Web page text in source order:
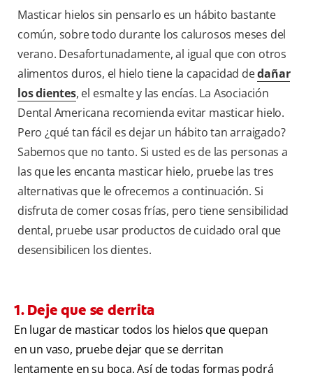
Masticar hielos sin pensarlo es un hábito bastante
común, sobre todo durante los calurosos meses del
verano. Desafortunadamente, al igual que con otros
alimentos duros, el hielo tiene la capacidad dedañar
los dientes, el esmalte y las encías. La Asociación
Dental Americana recomienda evitar masticar hielo.
Pero ¿qué tan fácil es dejar un hábito tan arraigado?
Sabemos que no tanto. Si usted es de las personas a
las que les encanta masticar hielo, pruebe las tres
alternativas que le ofrecemos a continuación. Si
disfruta de comer cosas frías, pero tiene sensibilidad
dental, pruebe usar productos de cuidado oral que
desensibilicen los dientes.
1. Deje que se derrita
En lugar de masticar todos los hielos que quepan
en un vaso, pruebe dejar que se derritan
lentamente en su boca. Así de todas formas podrá